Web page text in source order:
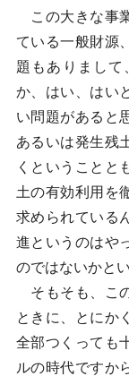
この大きな事
ている一般財源
題もありまして
か、はい、はい
い問題があると
あるいは発生残
くということと
土の有効利用を
求められている
進というのはや
のではないかと
そもそも、こ
ときに、とにか
全部つくっても
ルの時代ですか